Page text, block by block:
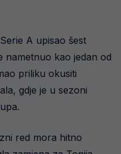
A upisao šest
nametnuo kao jedan od
priliku okusiti
gdje je u sezoni
red mora hitno